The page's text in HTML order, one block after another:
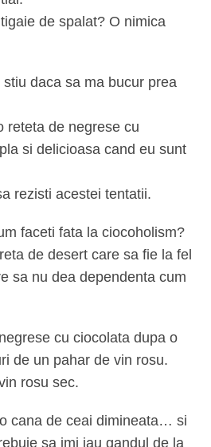
de spalat? O nimica
daca sa ma bucur prea
reteta de negrese cu
si delicioasa cand eu sunt
rezisti acestei tentatii.
faceti fata la ciocoholism?
de desert care sa fie la fel
sa nu dea dependenta cum
cu ciocolata dupa o
de un pahar de vin rosu.
rosu sec.
cana de ceai dimineata… si
sa imi iau gandul de la